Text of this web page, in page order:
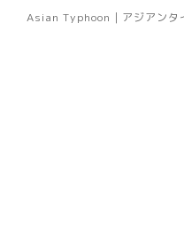
Asian Typhoon｜アジアンタ